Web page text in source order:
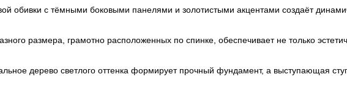
обивки с тёмными боковыми панелями и золотистыми акцентами создаёт
размера, грамотно расположенных по спинке, обеспечивает не только
дерево светлого оттенка формирует прочный фундамент, а выступающая